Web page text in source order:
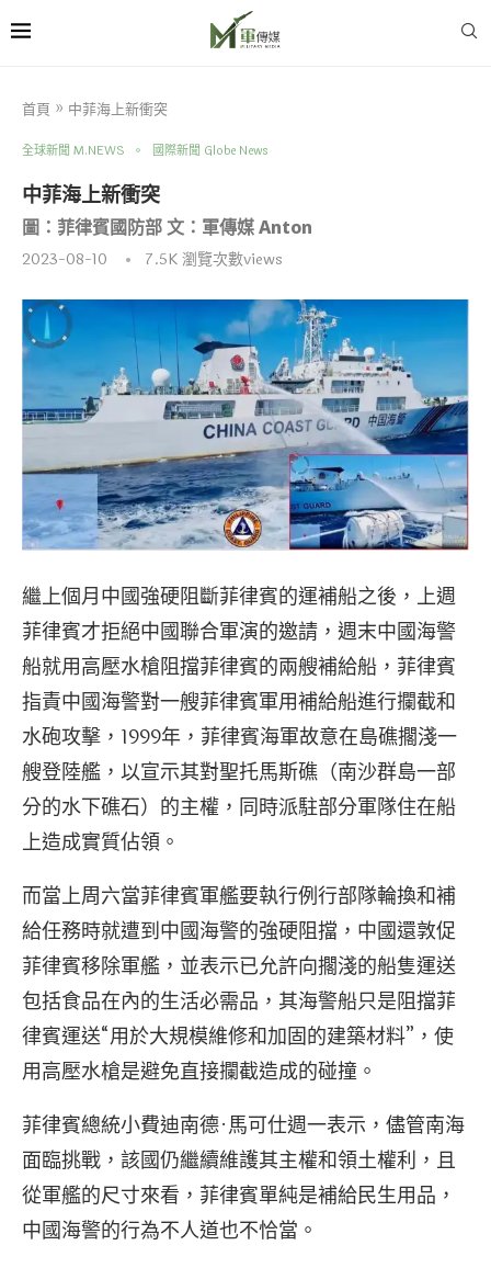
首頁 » 中菲海上新衝突
全球新聞 M.NEWS 國際新聞 Globe News
中菲海上新衝突
圖：菲律賓國防部 文：軍傳媒 Anton
2023-08-10 7.5K瀏覽次數views
繼上個月中國強硬阻斷菲律賓的運補船之後，上週
菲律賓才拒絕中國聯合軍演的邀請，週末中國海警
船就用高壓水槍阻擋菲律賓的兩艘補給船，菲律賓
指責中國海警對一艘菲律賓軍用補給船進行攔截和
水砲攻擊，1999年，菲律賓海軍故意在島礁擱淺一
艘登陸艦，以宣示其對聖托馬斯礁（南沙群島一部
分的水下礁石）的主權，同時派駐部分軍隊住在船
上造成實質佔領。
而當上周六當菲律賓軍艦要執行例行部隊輪換和補
給任務時就遭到中國海警的強硬阻擋，中國還敦促
菲律賓移除軍艦，並表示已允許向擱淺的船隻運送
包括食品在內的生活必需品，其海警船只是阻擋菲
律賓運送“用於大規模維修和加固的建築材料”，使
用高壓水槍是避免直接攔截造成的碰撞。
菲律賓總統小費迪南德·馬可仕週一表示，儘管南海
面臨挑戰，該國仍繼續維護其主權和領土權利，且
從軍艦的尺寸來看，菲律賓單純是補給民生用品，
中國海警的行為不人道也不恰當。